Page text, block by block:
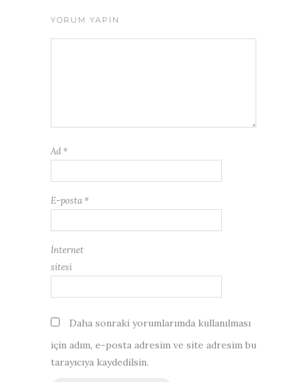
YORUM YAPIN
Ad *
E-posta *
İnternet
sitesi
Daha sonraki yorumlarımda kullanılması
için adım, e-posta adresim ve site adresim bu
tarayıcıya kaydedilsin.